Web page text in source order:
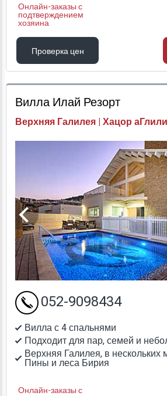
Онлайн-заказы с
подтверждением
хозяина
Проверка цен
Проверка цен
Вилла Илай Резорт
Верхняя Галилея | Хацор
Вилла с 4 спальнями
Подходит для пар, семей и
Верхняя Галилея, в нескольких
Пины и леса Бирия
Онлайн-заказы с
052-9098434